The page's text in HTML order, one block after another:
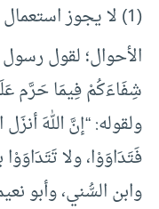
(1) لا يجوز
الأحوال؛ لقول رسول
شِفَاءَكُمْ فِيمَا حَرَّم
ولقوله: “إنَّ اللهَ
فَتَدَاوَوْا، ولا
وابن السُّني، وأبو